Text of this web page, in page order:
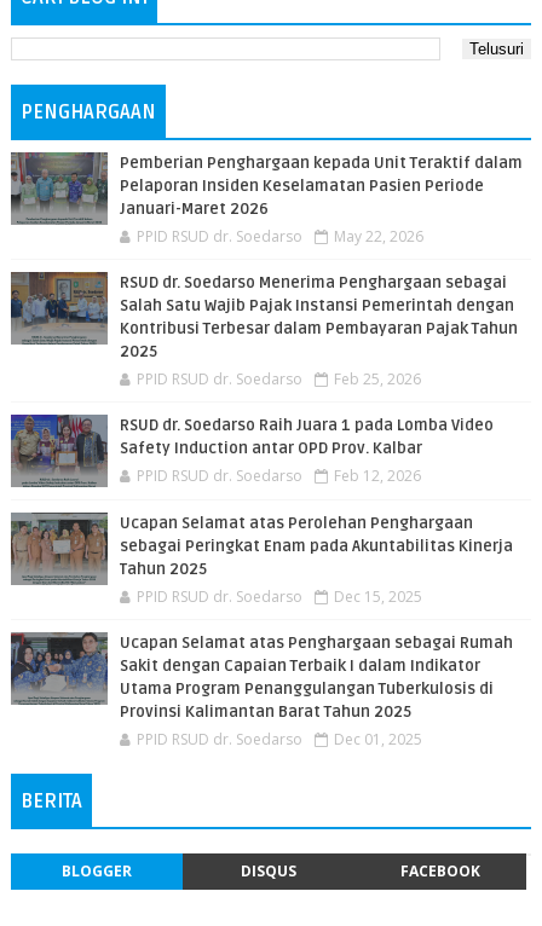
PENGHARGAAN
Pemberian Penghargaan kepada Unit Teraktif dalam
Pelaporan Insiden Keselamatan Pasien Periode
Januari-Maret 2026
PPID RSUD dr. Soedarso May 22, 2026
RSUD dr. Soedarso Menerima Penghargaan sebagai
Salah Satu Wajib Pajak Instansi Pemerintah dengan
Kontribusi Terbesar dalam Pembayaran Pajak Tahun
2025
PPID RSUD dr. Soedarso Feb 25, 2026
RSUD dr. Soedarso Raih Juara 1 pada Lomba Video
Safety Induction antar OPD Prov. Kalbar
PPID RSUD dr. Soedarso Feb 12, 2026
Ucapan Selamat atas Perolehan Penghargaan
sebagai Peringkat Enam pada Akuntabilitas Kinerja
Tahun 2025
PPID RSUD dr. Soedarso Dec 15, 2025
Ucapan Selamat atas Penghargaan sebagai Rumah
Sakit dengan Capaian Terbaik I dalam Indikator
Utama Program Penanggulangan Tuberkulosis di
Provinsi Kalimantan Barat Tahun 2025
PPID RSUD dr. Soedarso Dec 01, 2025
BERITA
BLOGGER DISQUS FACEBOOK